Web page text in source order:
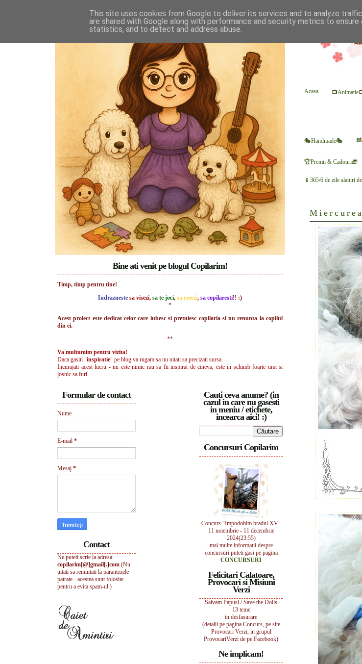
Acasa
🎭Handmade🎭
🏆Premii & Cadouri🎁
📱365/6 de zile alaturi
Bine ati venit pe blogul Copilarim!
Timp, timp pentru tine!
Indrazneste sa visezi, sa te joci, sa creezi, sa copilaresti!! :)
*
Acest proiect este dedicat celor care iubesc si pretuiesc copilaria si nu renunta la copilul
din ei.
**
Va multumim pentru vizita!
Daca gasiti "inspiratie" pe blog va rugam sa nu uitati sa precizati sursa.
Incurajati acest lucru - nu este nimic rau sa fii inspirat de cineva, este in schimb foarte urat si
josnic sa furi.
Cauti ceva anume? (in
cazul in care nu gasesti
in meniu / etichete,
incearca aici! :)
Concursuri Copilarim
Concurs "Impodobim bradul XV"
11 noiembrie - 11 decembrie
2024(23:55)
mai multe informatii despre
concursuri puteti gasi pe pagina
CONCURSURI
Felicitari Calatoare,
Provocari si Misiuni
Verzi
Salvam Papusi / Save the Dolls
13 teme
in desfasurare
(detalii pe pagina Concurs, pe site
Provocari Verzi, in grupul
ProvocariVerzi de pe Facebook)
Ne implicam!
Formular de contact
Nume
E-mail *
Mesaj *
Contact
Ne puteti scrie la adresa:
copilarim[@]gmail[.]com (Nu
uitati sa renuntati la parantezele
patrate - acestea sunt folosite
pentru a evita spam-ul.)
This site uses cookies from Google to deliver its services and to analyze
are shared with Google along with performance and security metrics to
statistics, and to detect and address abuse.